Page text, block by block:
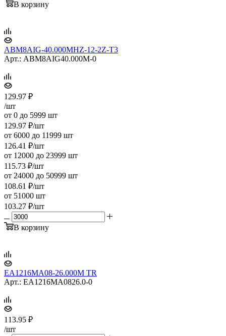
В корзину
ABM8AIG-40.000MHZ-12-2Z-T3
Арт.: ABM8AIG40.000M-0
129.97 ₽
/шт
от 0 до 5999 шт
129.97 ₽/шт
от 6000 до 11999 шт
126.41 ₽/шт
от 12000 до 23999 шт
115.73 ₽/шт
от 24000 до 50999 шт
108.61 ₽/шт
от 51000 шт
103.27 ₽/шт
В корзину
EA1216MA08-26.000M TR
Арт.: EA1216MA0826.0-0
113.95 ₽
/шт